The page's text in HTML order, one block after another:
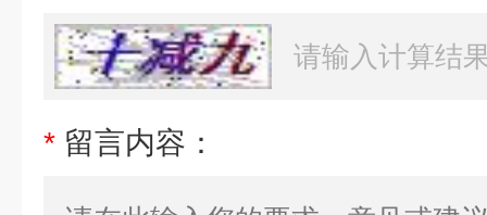
* 留言内容：